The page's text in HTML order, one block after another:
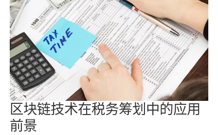
区块链技术在税务筹划中的应用
前景